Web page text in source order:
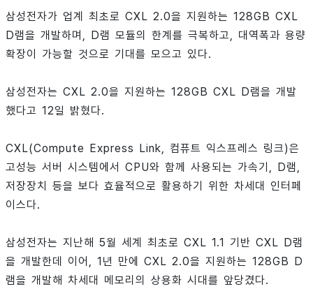
삼성전자가 업계 최초로 CXL 2.0을 지원하는 128GB CXL
D램을 개발하며, D램 모듈의 한계를 극복하고, 대역폭과 용량
확장이 가능할 것으로 기대를 모으고 있다.
삼성전자는 CXL 2.0을 지원하는 128GB CXL D램을 개발
했다고 12일 밝혔다.
CXL(Compute Express Link, 컴퓨트 익스프레스 링크)은
고성능 서버 시스템에서 CPU와 함께 사용되는 가속기, D램,
저장장치 등을 보다 효율적으로 활용하기 위한 차세대 인터페
이스다.
삼성전자는 지난해 5월 세계 최초로 CXL 1.1 기반 CXL D램
을 개발한데 이어, 1년 만에 CXL 2.0을 지원하는 128GB D
램을 개발해 차세대 메모리의 상용화 시대를 앞당겼다.